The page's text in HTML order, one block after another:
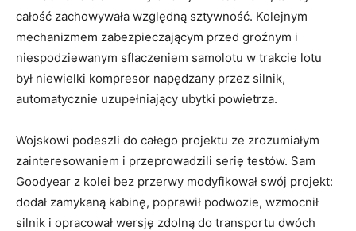
całość zachowywała względną sztywność. Kolejnym
mechanizmem zabezpieczającym przed groźnym i
niespodziewanym sflaczeniem samolotu w trakcie lotu
był niewielki kompresor napędzany przez silnik,
automatycznie uzupełniający ubytki powietrza.
Wojskowi podeszli do całego projektu ze zrozumiałym
zainteresowaniem i przeprowadzili serię testów. Sam
Goodyear z kolei bez przerwy modyfikował swój projekt:
dodał zamykaną kabinę, poprawił podwozie, wzmocnił
silnik i opracował wersję zdolną do transportu dwóch